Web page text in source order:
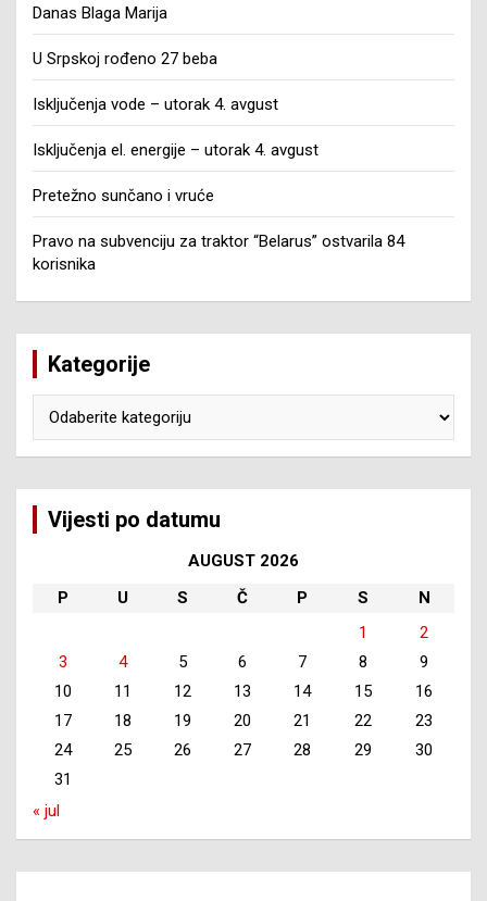
Danas Blaga Marija
U Srpskoj rođeno 27 beba
Isključenja vode – utorak 4. avgust
Isključenja el. energije – utorak 4. avgust
Pretežno sunčano i vruće
Pravo na subvenciju za traktor “Belarus” ostvarila 84
korisnika
Kategorije
Vijesti po datumu
AUGUST 2026
P
U S Č P S
N
1
2
3
4 5 6 7 8
9
10
11 12 13 14 15
16
17
18 19 20 21 22
23
24
25 26 27 28 29
30
31
« jul